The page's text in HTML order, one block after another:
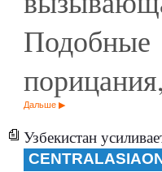
Дальше
Узбекистан